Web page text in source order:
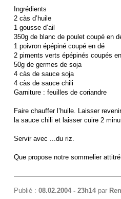
Ingrédients
2 càs d’huile
1 gousse d’ail
350g de blanc de poulet coupé en
1 poivron épépiné coupé en dé
2 piments verts épépinés coupés
50g de germes de soja
4 càs de sauce soja
4 càs de sauce chili
Garniture : feuilles de coriandre
Faire chauffer l’huile. Laisser
la sauce chili et laisser cuire 2
Servir avec ...du riz.
Que propose notre sommelier
Publié : 08.02.2004 - 23h14par